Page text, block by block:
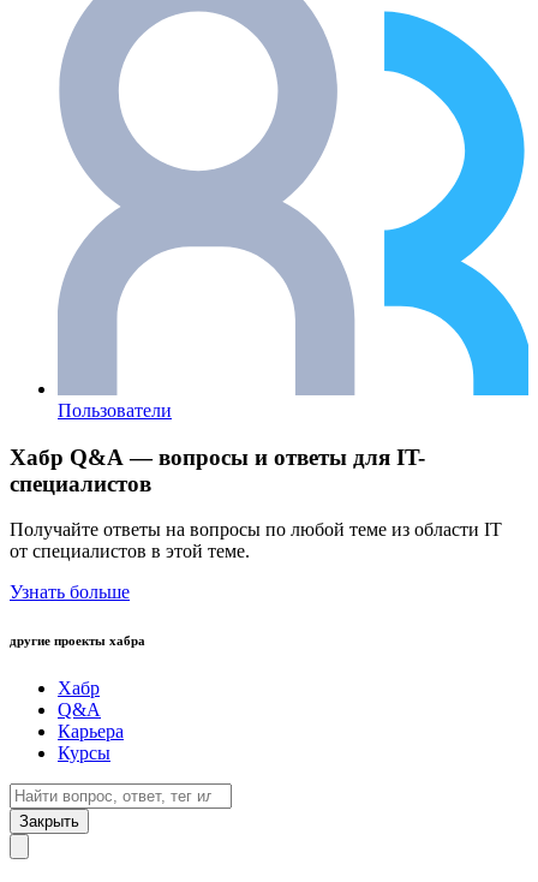
Пользователи
Хабр Q&A — вопросы и ответы для IT-
специалистов
Получайте ответы на вопросы по любой теме из области IT
от специалистов в этой теме.
Узнать больше
другие проекты хабра
Хабр
Q&A
Карьера
Курсы
Закрыть